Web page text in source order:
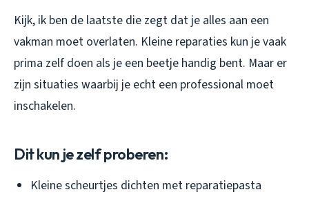
Kijk, ik ben de laatste die zegt dat je alles aan een
vakman moet overlaten. Kleine reparaties kun je vaak
prima zelf doen als je een beetje handig bent. Maar er
zijn situaties waarbij je echt een professional moet
inschakelen.
Dit kun je zelf proberen:
Kleine scheurtjes dichten met reparatiepasta